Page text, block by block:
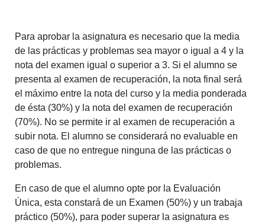
Para aprobar la asignatura es necesario que la media
de las prácticas y problemas sea mayor o igual a 4 y la
nota del examen igual o superior a 3. Si el alumno se
presenta al examen de recuperación, la nota final será
el máximo entre la nota del curso y la media ponderada
de ésta (30%) y la nota del examen de recuperación
(70%). No se permite ir al examen de recuperación a
subir nota. El alumno se considerará no evaluable en
caso de que no entregue ninguna de las prácticas o
problemas.
En caso de que el alumno opte por la Evaluación
Única, esta constará de un Examen (50%) y un trabaja
práctico (50%), para poder superar la asignatura es